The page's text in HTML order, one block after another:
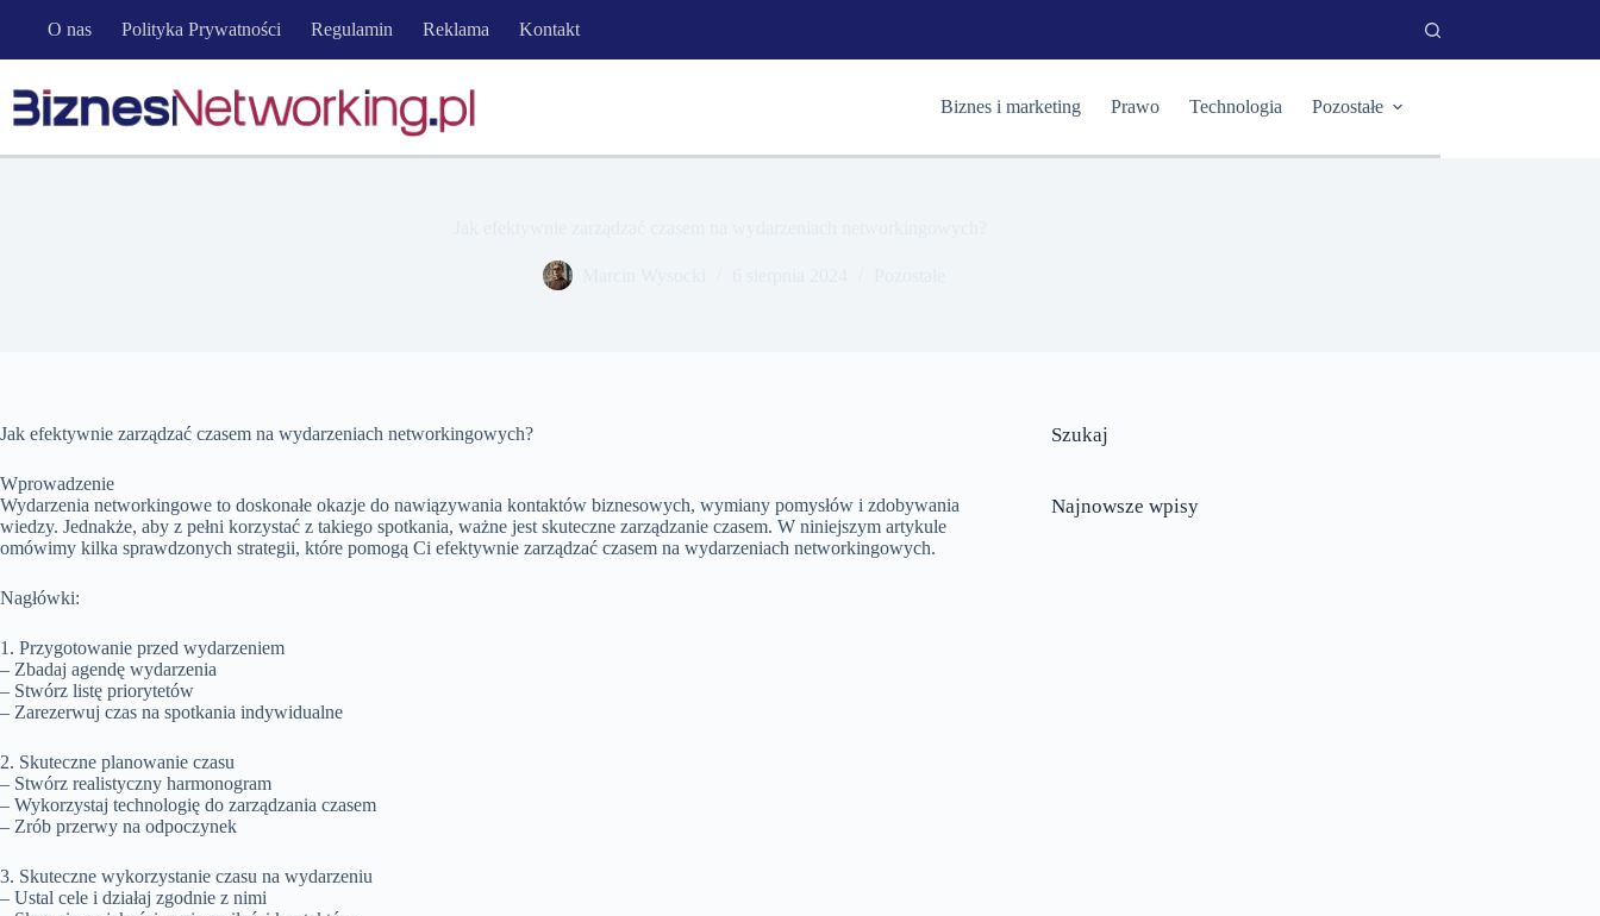
O nas Polityka Prywatności Regulamin Reklama Kontakt
Biznes i marketing Prawo Technologia Pozostałe
Jak efektywnie zarządzać czasem na wydarzeniach networkingowych?
Wprowadzenie
Wydarzenia networkingowe to doskonałe okazje do nawiązywania kontaktów biznesowych, wymiany pomysłów i zdobywania
wiedzy. Jednakże, aby z pełni korzystać z takiego spotkania, ważne jest skuteczne zarządzanie czasem. W niniejszym artykule
omówimy kilka sprawdzonych strategii, które pomogą Ci efektywnie zarządzać czasem na wydarzeniach networkingowych.
Nagłówki:
1. Przygotowanie przed wydarzeniem
– Zbadaj agendę wydarzenia
– Stwórz listę priorytetów
– Zarezerwuj czas na spotkania indywidualne
2. Skuteczne planowanie czasu
– Stwórz realistyczny harmonogram
– Wykorzystaj technologię do zarządzania czasem
– Zrób przerwy na odpoczynek
3. Skuteczne wykorzystanie czasu na wydarzeniu
– Ustal cele i działaj zgodnie z nimi
Szukaj
Najnowsze wpisy